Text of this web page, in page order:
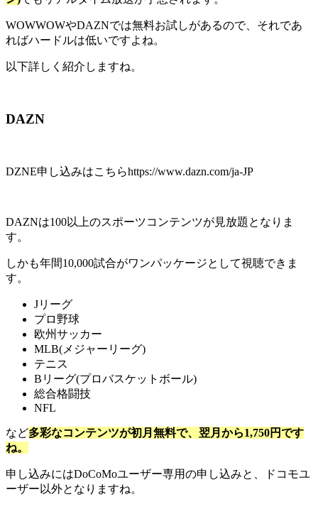
WOWWOWやDAZNでは無料お試しがあるので、それであ
ればハードルは低いですよね。
以下詳しく紹介しますね。
DAZN
DZNE申し込みはこちらhttps://www.dazn.com/ja-JP
DAZNは100以上のスポーツコンテンツが見放題となりま
す。
しかも年間10,000試合がワンパッケージとして視聴できま
す。
Jリーグ
プロ野球
欧州サッカー
MLB(メジャーリーグ)
テニス
Bリーグ(プロバスケットボール)
総合格闘技
NFL
など多彩なコンテンツが初月無料で、翌月から1,750円です
ね。
申し込みにはDoCoMoユーザー専用の申し込みと、ドコモユ
ーザー以外となりますね。